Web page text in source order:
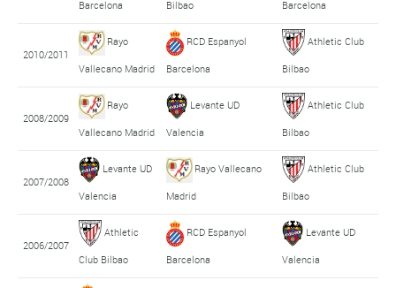
Barcelona Bilbao Barcelona
2010/2011
Rayo
Vallecano Madrid
RCD Espanyol
Barcelona
Athletic Club
Bilbao
2008/2009
Rayo
Vallecano Madrid
Levante UD
Valencia
Athletic Club
Bilbao
2007/2008
Levante UD
Valencia
Rayo Vallecano
Madrid
Athletic Club
Bilbao
2006/2007
Athletic
Club Bilbao
RCD Espanyol
Barcelona
Levante UD
Valencia